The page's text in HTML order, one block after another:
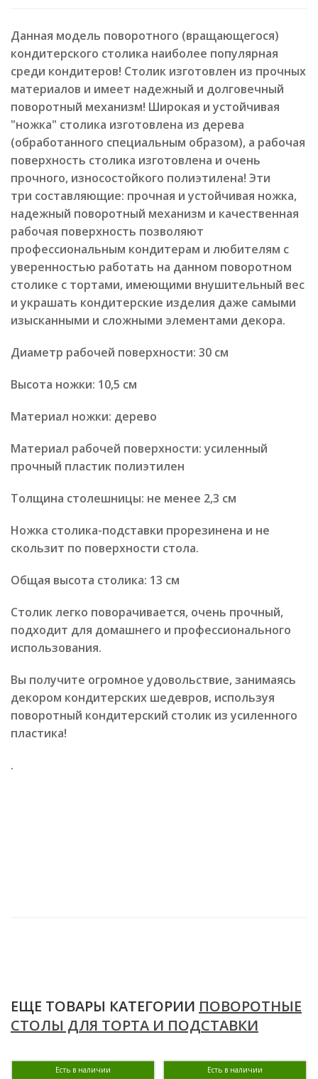
Данная модель поворотного (вращающегося)
кондитерского столика наиболее популярная
среди кондитеров! Столик изготовлен из прочных
материалов и имеет надежный и долговечный
поворотный механизм! Широкая и устойчивая
"ножка" столика изготовлена из дерева
(обработанного специальным образом), а рабочая
поверхность столика изготовлена и очень
прочного, износостойкого полиэтилена! Эти
три составляющие: прочная и устойчивая ножка,
надежный поворотный механизм и качественная
рабочая поверхность позволяют
профессиональным кондитерам и любителям с
уверенностью работать на данном поворотном
столике с тортами, имеющими внушительный вес
и украшать кондитерские изделия даже самыми
изысканными и сложными элементами декора.
Диаметр рабочей поверхности: 30 см
Высота ножки: 10,5 см
Материал ножки: дерево
Материал рабочей поверхности: усиленный
прочный пластик полиэтилен
Толщина столешницы: не менее 2,3 см
Ножка столика-подставки прорезинена и не
скользит по поверхности стола.
Общая высота столика: 13 см
Столик легко поворачивается, очень прочный,
подходит для домашнего и профессионального
использования.
Вы получите огромное удовольствие, занимаясь
декором кондитерских шедевров, используя
поворотный кондитерский столик из усиленного
пластика!
.
ЕЩЕ ТОВАРЫ КАТЕГОРИИ ПОВОРОТНЫЕ
СТОЛЫ ДЛЯ ТОРТА И ПОДСТАВКИ
Есть в наличии Есть в наличии